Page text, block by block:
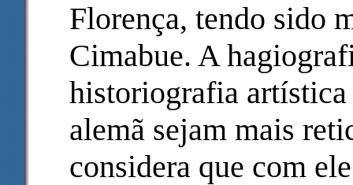
Florença, tendo sido
Cimabue. A
historiografia
alemã sejam mais
considera que com